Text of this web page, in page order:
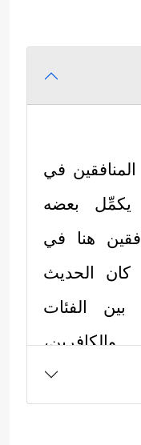
في
يكمِّل بعضه
هنا في
كان الحديث
بين الفئات
جاء الحديث
من